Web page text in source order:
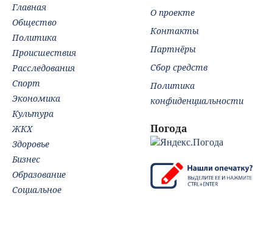
Главная
Общество
Политика
Происшествия
Расследования
Спорт
Экономика
Культура
ЖКХ
Здоровье
Бизнес
Образование
Социальное
О проекте
Контакты
Партнёры
Сбор средств
Политика
конфиденциальности
Погода